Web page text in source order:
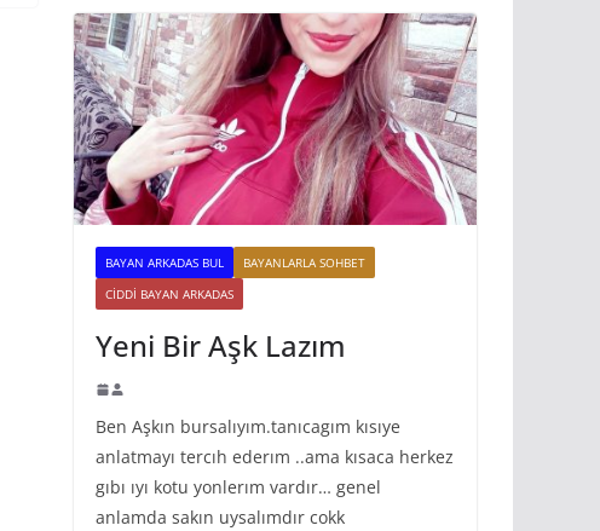
BAYAN ARKADAS BUL
BAYANLARLA SOHBET
CIDDI BAYAN ARKADAS
Yeni Bir Aşk Lazım
Ben Aşkın bursalıyım.tanıcagım kısıye
anlatmayı tercıh ederım ..ama kısaca herkez
gıbı ıyı kotu yonlerım vardır… genel
anlamda sakın uysalımdır cokk